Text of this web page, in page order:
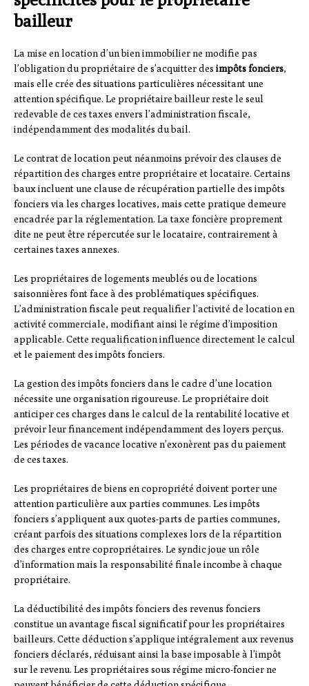
bailleur
La mise en location d’un bien immobilier ne modifie pas
l’obligation du propriétaire de s’acquitter des impôts fonciers,
mais elle crée des situations particulières nécessitant une
attention spécifique. Le propriétaire bailleur reste le seul
redevable de ces taxes envers l’administration fiscale,
indépendamment des modalités du bail.
Le contrat de location peut néanmoins prévoir des clauses de
répartition des charges entre propriétaire et locataire. Certains
baux incluent une clause de récupération partielle des impôts
fonciers via les charges locatives, mais cette pratique demeure
encadrée par la réglementation. La taxe foncière proprement
dite ne peut être répercutée sur le locataire, contrairement à
certaines taxes annexes.
Les propriétaires de logements meublés ou de locations
saisonnières font face à des problématiques spécifiques.
L’administration fiscale peut requalifier l’activité de location en
activité commerciale, modifiant ainsi le régime d’imposition
applicable. Cette requalification influence directement le calcul
et le paiement des impôts fonciers.
La gestion des impôts fonciers dans le cadre d’une location
nécessite une organisation rigoureuse. Le propriétaire doit
anticiper ces charges dans le calcul de la rentabilité locative et
prévoir leur financement indépendamment des loyers perçus.
Les périodes de vacance locative n’exonèrent pas du paiement
de ces taxes.
Les propriétaires de biens en copropriété doivent porter une
attention particulière aux parties communes. Les impôts
fonciers s’appliquent aux quotes-parts de parties communes,
créant parfois des situations complexes lors de la répartition
des charges entre copropriétaires. Le syndic joue un rôle
d’information mais la responsabilité finale incombe à chaque
propriétaire.
La déductibilité des impôts fonciers des revenus fonciers
constitue un avantage fiscal significatif pour les propriétaires
bailleurs. Cette déduction s’applique intégralement aux revenus
fonciers déclarés, réduisant ainsi la base imposable à l’impôt
sur le revenu. Les propriétaires sous régime micro-foncier ne